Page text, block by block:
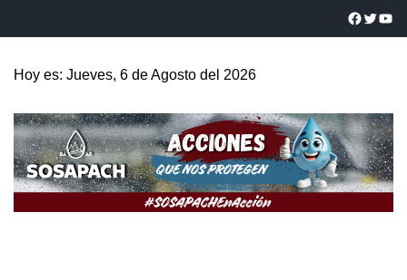
Hoy es: Jueves, 6 de Agosto del 2026